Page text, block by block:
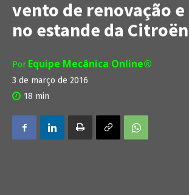
vento de renovação
no estande da Citroën
Por Equipe Mecânica Online®
3 de março de 2016
18 min